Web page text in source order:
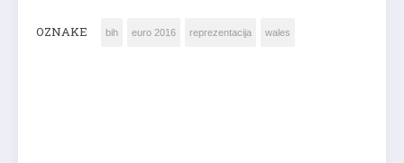
OZNAKE bih euro 2016 reprezentacija wales